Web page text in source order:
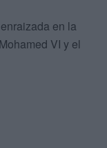
en la
VI y el